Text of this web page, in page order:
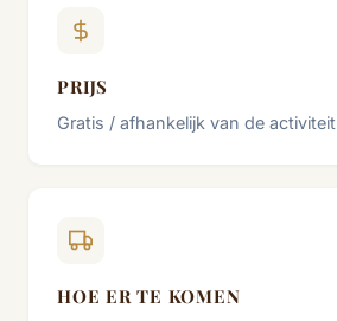
PRIJS
Gratis / afhankelijk van de activiteit
HOE ER TE KOMEN